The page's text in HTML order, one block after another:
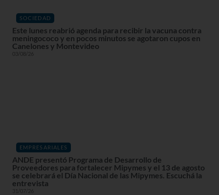
SOCIEDAD
Este lunes reabrió agenda para recibir la vacuna contra
meningococo y en pocos minutos se agotaron cupos en
Canelones y Montevideo
03/08/26
EMPRESARIALES
ANDE presentó Programa de Desarrollo de
Proveedores para fortalecer Mipymes y el 13 de agosto
se celebrará el Día Nacional de las Mipymes. Escuchá la
entrevista
31/07/26